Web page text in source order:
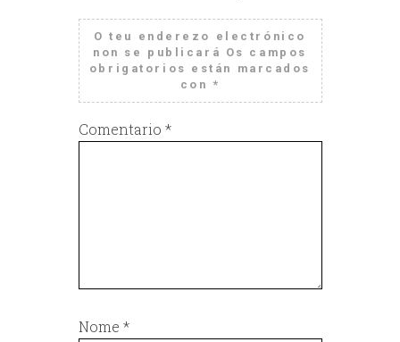
O teu enderezo electrónico
non se publicará Os campos
obrigatorios están marcados
con *
Comentario *
Nome *